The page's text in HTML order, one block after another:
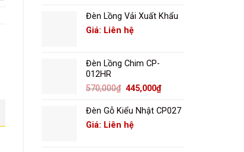
Đèn Lồng Vải Xuất Khẩu
Giá: Liên hệ
Đèn Lồng Chim CP-
012HR
570,000₫ Giá
là:
570,000₫.
445,000₫Giá
tại
Đèn Gỗ Kiểu Nhật CP027
Giá: Liên hệ